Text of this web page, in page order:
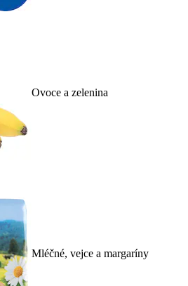
Ovoce a zelenina
Mléčné, vejce a margaríny